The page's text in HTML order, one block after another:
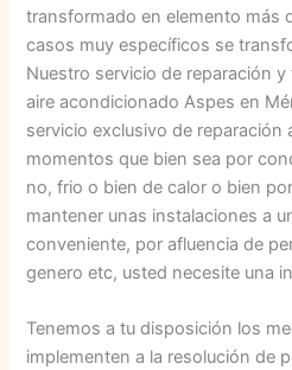
transformado en elemento más
casos muy específicos se
Nuestro servicio de reparación
aire acondicionado Aspes en
servicio exclusivo de reparación
momentos que bien sea por
no, frio o bien de calor o bien
mantener unas instalaciones a
conveniente, por afluencia de
genero etc, usted necesite una
Tenemos a tu disposición los
implementen a la resolución de